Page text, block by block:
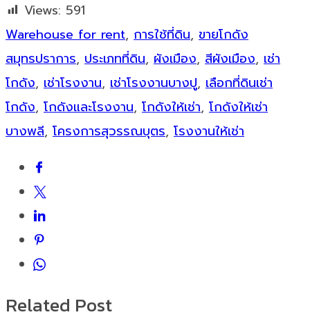
Views: 591
Warehouse for rent, การใช้ที่ดิน, ขายโกดัง
สมุทรปราการ, ประเภทที่ดิน, ผังเมือง, สีผังเมือง, เช่า
โกดัง, เช่าโรงงาน, เช่าโรงงานบางปู, เลือกที่ดินเช่า
โกดัง, โกดังและโรงงาน, โกดังให้เช่า, โกดังให้เช่า
บางพลี, โครงการสุวรรณบุตร, โรงงานให้เช่า
Related Post